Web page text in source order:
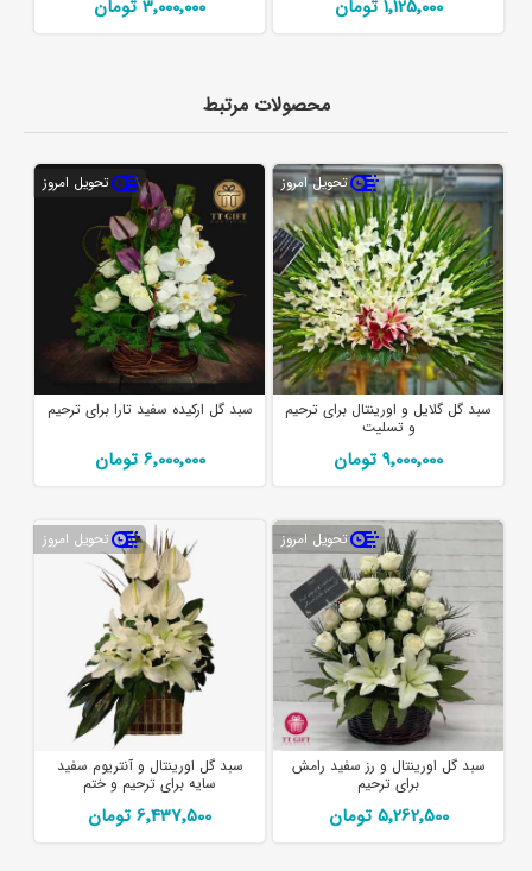
1٬125٬000 تومان 3٬000٬000 تومان
محصولات مرتبط
تحویل امروز
سبد گل گلایل و اورینتال برای ترحیم
و تسلیت
9٬000٬000 تومان
تحویل امروز
سبد گل ارکیده سفید تارا برای ترحیم
6٬000٬000 تومان
تحویل امروز
سبد گل اورینتال و رز سفید رامش
برای ترحیم
5٬262٬500 تومان
تحویل امروز
سبد گل اورینتال و آنتریوم سفید
سایه برای ترحیم و ختم
6٬437٬500 تومان